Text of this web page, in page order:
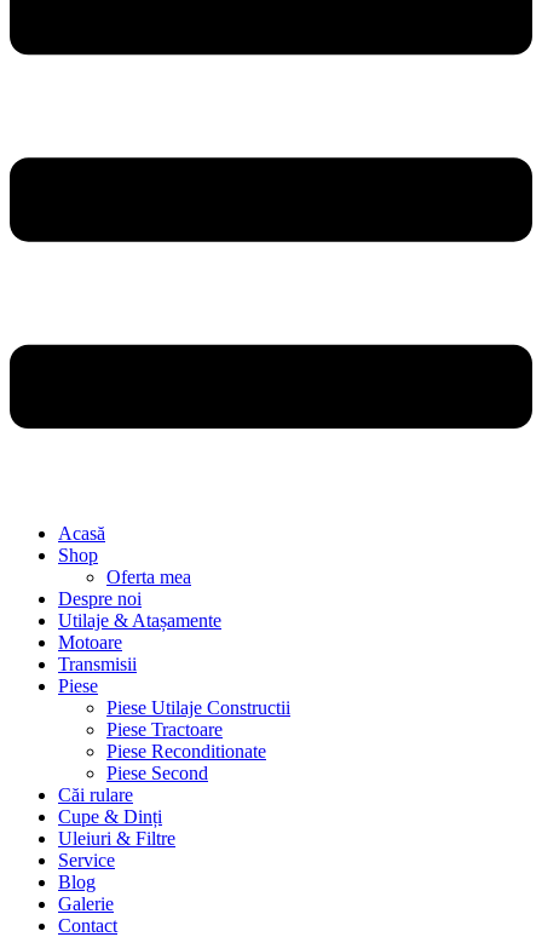
Acasă
Shop
Oferta mea
Despre noi
Utilaje & Atașamente
Motoare
Transmisii
Piese
Piese Utilaje Constructii
Piese Tractoare
Piese Reconditionate
Piese Second
Căi rulare
Cupe & Dinți
Uleiuri & Filtre
Service
Blog
Galerie
Contact